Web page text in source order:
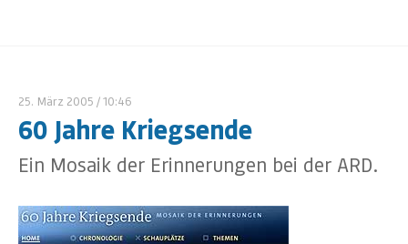
25. März 2005 / 10:46
60 Jahre Kriegsende
Ein Mosaik der Erinnerungen bei der ARD.